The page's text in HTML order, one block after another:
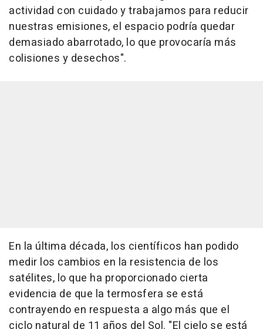
actividad con cuidado y trabajamos para reducir
nuestras emisiones, el espacio podría quedar
demasiado abarrotado, lo que provocaría más
colisiones y desechos".
En la última década, los científicos han podido
medir los cambios en la resistencia de los
satélites, lo que ha proporcionado cierta
evidencia de que la termosfera se está
contrayendo en respuesta a algo más que el
ciclo natural de 11 años del Sol. "El cielo se está